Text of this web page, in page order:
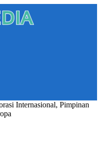
Internasional, Pimpinan